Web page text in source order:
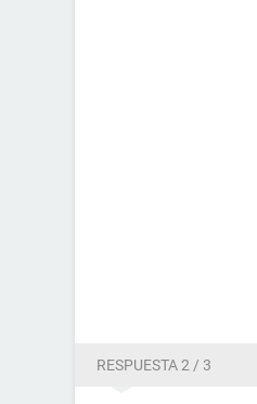
RESPUESTA 2 / 3